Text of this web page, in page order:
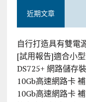
近期文章
自行打造具有雙電
[試用報告]適合小
DS725+ 網路儲存
10Gb高速網路卡
10Gb高速網路卡